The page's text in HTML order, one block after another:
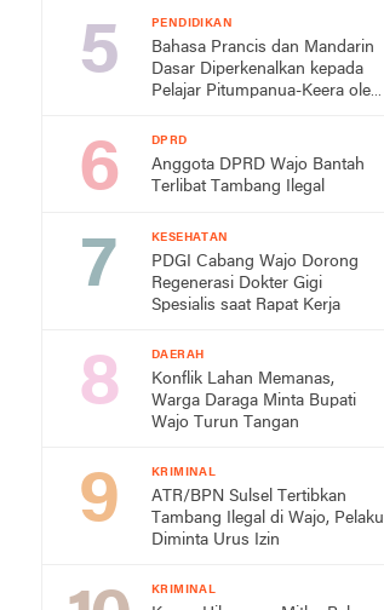
PENDIDIKAN
Bahasa Prancis dan Mandarin
Dasar Diperkenalkan kepada
Pelajar Pitumpanua-Keera oleh
Wajo
DPRD
Anggota DPRD Wajo Bantah
Terlibat Tambang Ilegal
KESEHATAN
PDGI Cabang Wajo Dorong
Regenerasi Dokter Gigi
Spesialis saat Rapat Kerja
DAERAH
Konflik Lahan Memanas,
Warga Daraga Minta Bupati
Wajo Turun Tangan
KRIMINAL
ATR/BPN Sulsel Tertibkan
Tambang Ilegal di Wajo, Pelaku
Diminta Urus Izin
KRIMINAL